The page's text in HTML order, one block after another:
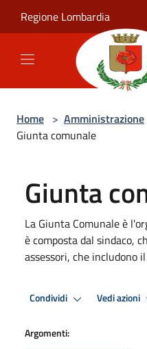
Regione Lombardia
Home > Amministrazione
Giunta comunale
Giunta
La Giunta Comunale è
è composta dal sindaco,
assessori, che includono
Condividi Vedi azioni
Argomenti: